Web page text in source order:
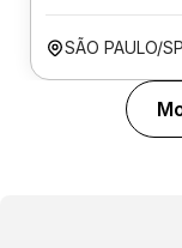
SÃO PAULO/SP